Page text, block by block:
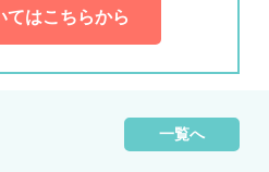
てはこちらから
一覧へ